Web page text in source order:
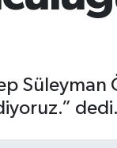
Süleyman
dedi.